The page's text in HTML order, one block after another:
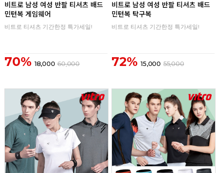
비트로 남성 여성 반팔 티셔츠 배드
민턴복 게임웨어
비트로 티셔츠 기간한정 특가세일!
70% 18,000 60,000
비트로 남성 여성 반팔 티셔츠 배드
민턴복 탁구복
비트로 티셔츠 기간한정 특가세일!
72% 15,000 55,000